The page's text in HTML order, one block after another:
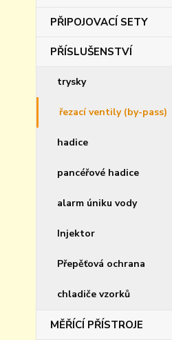
PŘIPOJOVACÍ SETY
PŘÍSLUŠENSTVÍ
trysky
řezací ventily (by-pass)
hadice
pancéřové hadice
alarm úniku vody
Injektor
Přepěťová ochrana
chladiče vzorků
MĚŘÍCÍ PŘÍSTROJE